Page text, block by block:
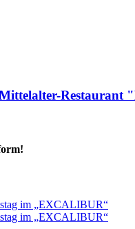
im „EXCALIBUR“
im „EXCALIBUR“